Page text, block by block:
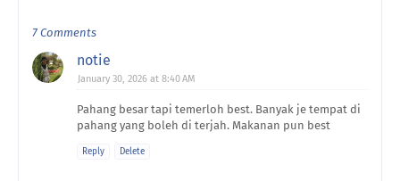
7 Comments
notie
January 30, 2026 at 8:40 AM
Pahang besar tapi temerloh best. Banyak je tempat di
pahang yang boleh di terjah. Makanan pun best
Reply Delete